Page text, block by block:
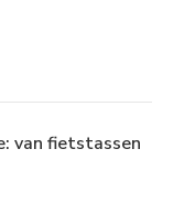
van fietstassen